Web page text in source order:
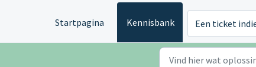
Startpagina Kennisbank Een ticket